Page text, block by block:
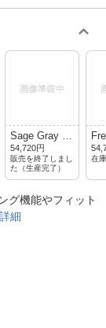
Sage Gray /
Silver
54,720円
販売を終了しまし
た（生産完了）
在
グ機能やフィット
詳細